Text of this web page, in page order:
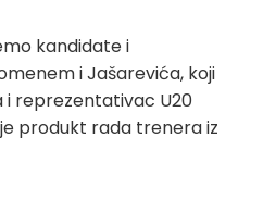
kandidate i
i Jašarevića, koji
i reprezentativac U20
produkt rada trenera iz